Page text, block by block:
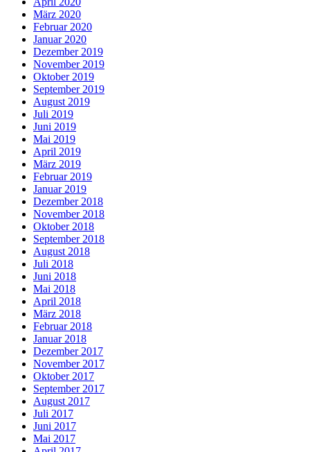
März 2020
Februar 2020
Januar 2020
Dezember 2019
November 2019
Oktober 2019
September 2019
August 2019
Juli 2019
Juni 2019
Mai 2019
April 2019
März 2019
Februar 2019
Januar 2019
Dezember 2018
November 2018
Oktober 2018
September 2018
August 2018
Juli 2018
Juni 2018
Mai 2018
April 2018
März 2018
Februar 2018
Januar 2018
Dezember 2017
November 2017
Oktober 2017
September 2017
August 2017
Juli 2017
Juni 2017
Mai 2017